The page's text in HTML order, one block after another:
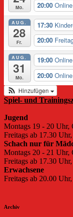
Mo.
20:00
AUG.
28
Fr.
17:30
20:00
AUG.
31
Mo.
19:00
20:00
Hinzufügen
Spiel- und
Jugend
Montags 19 - 20 Uhr,
Freitags ab 17.30 Uhr,
Schach nur für
Montags 20 - 21 Uhr,
Freitags ab 17.30 Uhr,
Erwachsene
Freitags ab 20.00 Uhr,
Archiv